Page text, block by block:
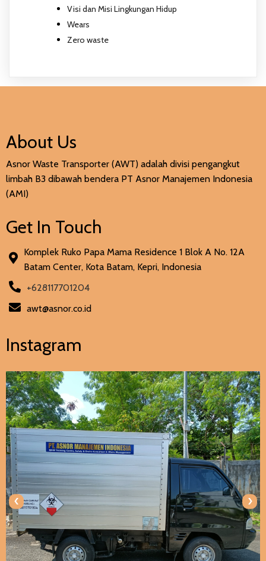
Visi dan Misi Lingkungan Hidup
Wears
Zero waste
About Us
Asnor Waste Transporter (AWT) adalah divisi pengangkut
limbah B3 dibawah bendera PT Asnor Manajemen Indonesia
(AMI)
Get In Touch
Komplek Ruko Papa Mama Residence 1 Blok A No. 12A
Batam Center, Kota Batam, Kepri, Indonesia
+628117701204
awt@asnor.co.id
Instagram
‹ ›